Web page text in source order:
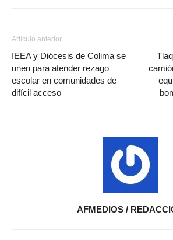
Artículo anterior
IEEA y Diócesis de Colima se
unen para atender rezago
escolar en comunidades de
difícil acceso
AFMEDIOS /